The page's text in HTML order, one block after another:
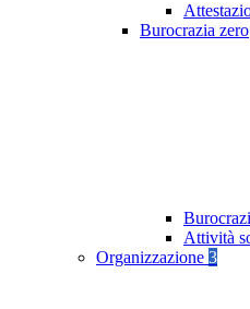
Burocrazia zero
Attività
Organizzazione 3